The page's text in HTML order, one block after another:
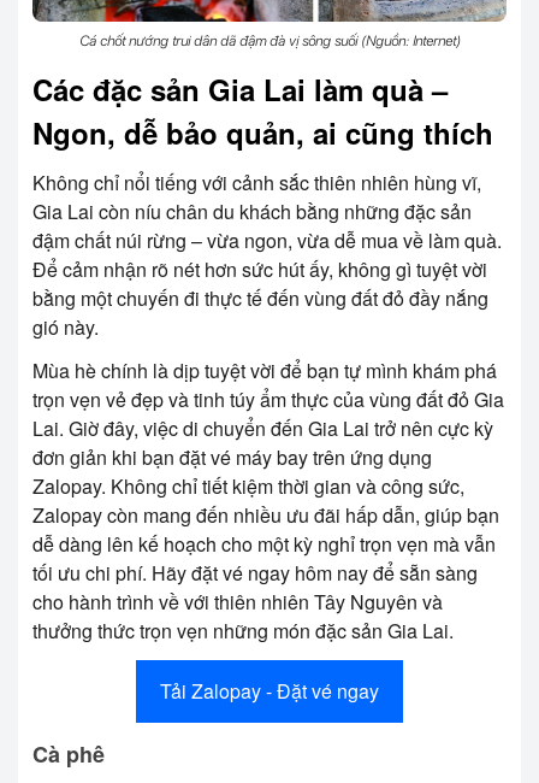
Cá chốt nướng trui dân dã đậm đà vị sông suối (Nguồn: Internet)
Các đặc sản Gia Lai làm quà –
Ngon, dễ bảo quản, ai cũng thích
Không chỉ nổi tiếng với cảnh sắc thiên nhiên hùng vĩ,
Gia Lai còn níu chân du khách bằng những đặc sản
đậm chất núi rừng – vừa ngon, vừa dễ mua về làm quà.
Để cảm nhận rõ nét hơn sức hút ấy, không gì tuyệt vời
bằng một chuyến đi thực tế đến vùng đất đỏ đầy nắng
gió này.
Mùa hè chính là dịp tuyệt vời để bạn tự mình khám phá
trọn vẹn vẻ đẹp và tinh túy ẩm thực của vùng đất đỏ Gia
Lai. Giờ đây, việc di chuyển đến Gia Lai trở nên cực kỳ
đơn giản khi bạn đặt vé máy bay trên ứng dụng
Zalopay. Không chỉ tiết kiệm thời gian và công sức,
Zalopay còn mang đến nhiều ưu đãi hấp dẫn, giúp bạn
dễ dàng lên kế hoạch cho một kỳ nghỉ trọn vẹn mà vẫn
tối ưu chi phí. Hãy đặt vé ngay hôm nay để sẵn sàng
cho hành trình về với thiên nhiên Tây Nguyên và
thưởng thức trọn vẹn những món đặc sản Gia Lai.
Tải Zalopay - Đặt vé ngay
Cà phê